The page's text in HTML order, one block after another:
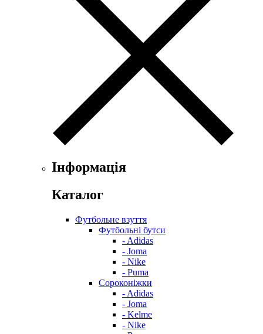
Інформація
Каталог
Футбольне взуття
Футбольні бутси
- Adidas
- Joma
- Nike
- Puma
Сороконіжки
- Adidas
- Joma
- Kelme
- Nike